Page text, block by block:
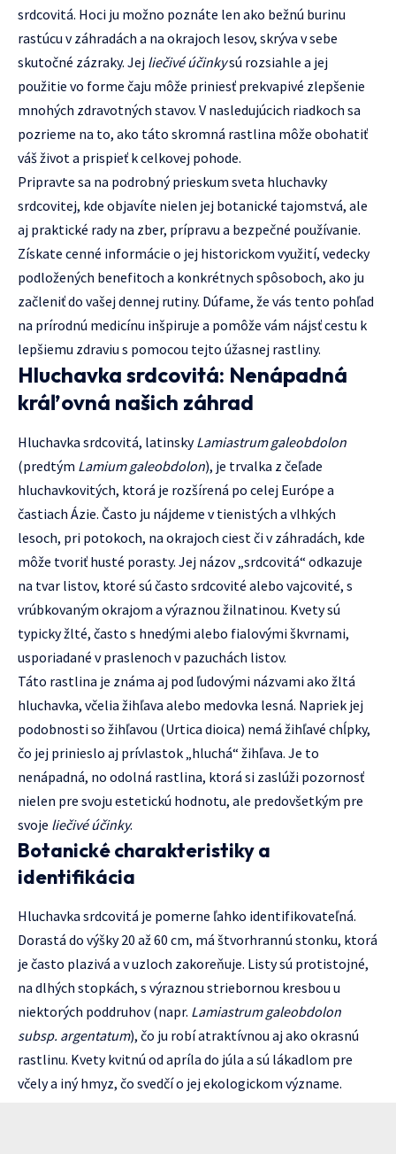
srdcovitá. Hoci ju možno poznáte len ako bežnú burinu
rastúcu v záhradách a na okrajoch lesov, skrýva v sebe
skutočné zázraky. Jej liečivé účinkysú rozsiahle a jej
použitie vo forme čaju môže priniesť prekvapivé zlepšenie
mnohých zdravotných stavov. V nasledujúcich riadkoch sa
pozrieme na to, ako táto skromná rastlina môže obohatiť
váš život a prispieť k celkovej pohode.
Pripravte sa na podrobný prieskum sveta hluchavky
srdcovitej, kde objavíte nielen jej botanické tajomstvá, ale
aj praktické rady na zber, prípravu a bezpečné používanie.
Získate cenné informácie o jej historickom využití, vedecky
podložených benefitoch a konkrétnych spôsoboch, ako ju
začleniť do vašej dennej rutiny. Dúfame, že vás tento pohľad
na prírodnú medicínu inšpiruje a pomôže vám nájsť cestu k
lepšiemu zdraviu s pomocou tejto úžasnej rastliny.
Hluchavka srdcovitá: Nenápadná
kráľovná našich záhrad
Hluchavka srdcovitá, latinskyLamiastrum galeobdolon
(predtým Lamium galeobdolon), je trvalka z čeľade
hluchavkovitých, ktorá je rozšírená po celej Európe a
častiach Ázie. Často ju nájdeme v tienistých a vlhkých
lesoch, pri potokoch, na okrajoch ciest či v záhradách, kde
môže tvoriť husté porasty. Jej názov „srdcovitá“ odkazuje
na tvar listov, ktoré sú často srdcovité alebo vajcovité, s
vrúbkovaným okrajom a výraznou žilnatinou. Kvety sú
typicky žlté, často s hnedými alebo fialovými škvrnami,
usporiadané v praslenoch v pazuchách listov.
Táto rastlina je známa aj pod ľudovými názvami ako žltá
hluchavka, včelia žihľava alebo medovka lesná. Napriek jej
podobnosti so žihľavou (Urtica dioica) nemá žihľavé chĺpky,
čo jej prinieslo aj prívlastok „hluchá“ žihľava. Je to
nenápadná, no odolná rastlina, ktorá si zaslúži pozornosť
nielen pre svoju estetickú hodnotu, ale predovšetkým pre
svoje liečivé účinky.
Botanické charakteristiky a
identifikácia
Hluchavka srdcovitá je pomerne ľahko identifikovateľná.
Dorastá do výšky 20 až 60 cm, má štvorhrannú stonku, ktorá
je často plazivá a v uzloch zakoreňuje. Listy sú protistojné,
na dlhých stopkách, s výraznou striebornou kresbou u
niektorých poddruhov (napr. Lamiastrum galeobdolon
subsp. argentatum), čo ju robí atraktívnou aj ako okrasnú
rastlinu. Kvety kvitnú od apríla do júla a sú lákadlom pre
včely a iný hmyz, čo svedčí o jej ekologickom význame.